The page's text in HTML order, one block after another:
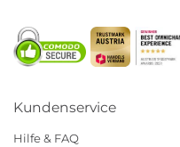
Kundenservice
Hilfe & FAQ